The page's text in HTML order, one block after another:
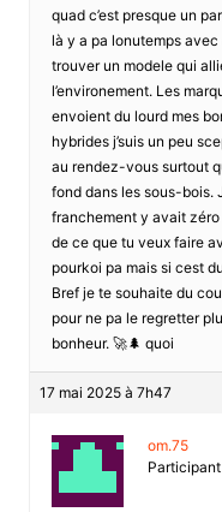
quad c’est presque un
là y a pa lonutemps avec
trouver un modele qui
l’environement. Les
envoient du lourd mes
hybrides j’suis un peu
au rendez-vous surtout
fond dans les sous-bois.
franchement y avait
de ce que tu veux faire
pourkoi pa mais si cest
Bref je te souhaite du
pour ne pa le regretter
bonheur. 🚀🌲 quoi
17 mai 2025 à 7h47
om.75
Participant